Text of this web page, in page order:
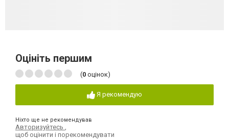
Оцініть першим
(0 оцінок)
Я рекомендую
Ніхто ще не рекомендував
Авторизуйтесь
щоб оцінити і порекомендувати